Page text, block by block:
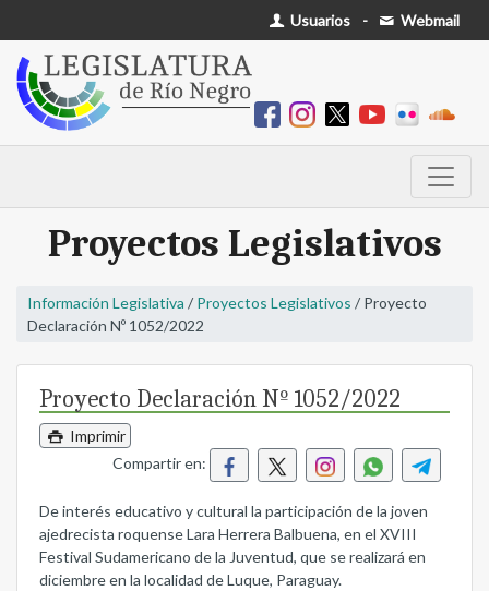
Usuarios - Webmail
Proyectos Legislativos
Información Legislativa / Proyectos Legislativos / Proyecto
Declaración Nº 1052/2022
Proyecto Declaración Nº 1052/2022
Imprimir
Compartir en:
De interés educativo y cultural la participación de la joven
ajedrecista roquense Lara Herrera Balbuena, en el XVIII
Festival Sudamericano de la Juventud, que se realizará en
diciembre en la localidad de Luque, Paraguay.